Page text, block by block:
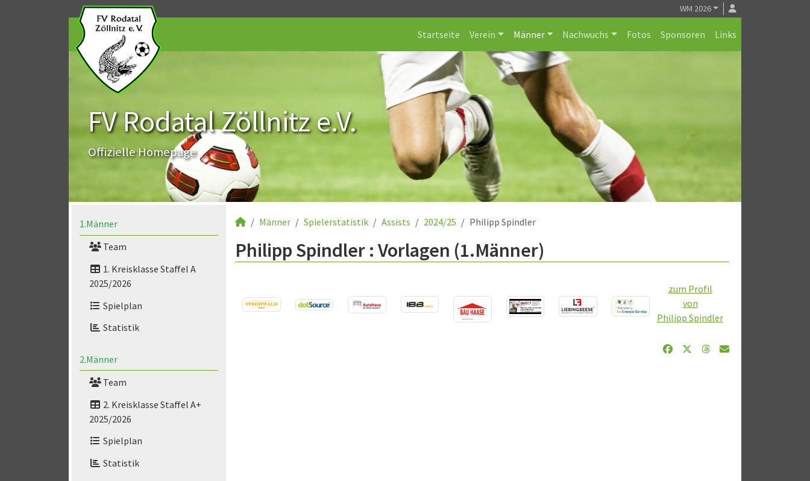
WM 2026
Startseite Verein Männer Nachwuchs Fotos Sponsoren Links
FV Rodatal Zöllnitz e.V.
Offizielle Homepage
1.Männer
Team
1. Kreisklasse Staffel A
2025/2026
Spielplan
Statistik
2.Männer
Team
2. Kreisklasse Staffel A+
2025/2026
Spielplan
Statistik
Männer Spielerstatistik Assists 2024/25 Philipp Spindler
Philipp Spindler : Vorlagen (1.Männer)
zum Profil
von
Philipp Spindler